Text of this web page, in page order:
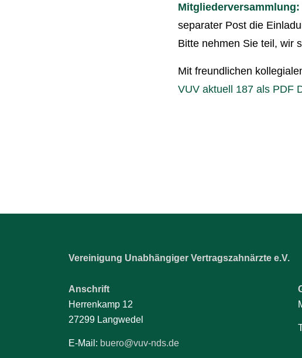
Mitgliederversammlung:
separater Post die
Bitte nehmen Sie teil, wir
Mit freundlichen
VUV aktuell 187 als PDF
Vereinigung Unabhängiger Vertragszahnärzte e.V.
Anschrift
Herrenkamp 12
27299 Langwedel
E-Mail: buero@vuv-nds.de